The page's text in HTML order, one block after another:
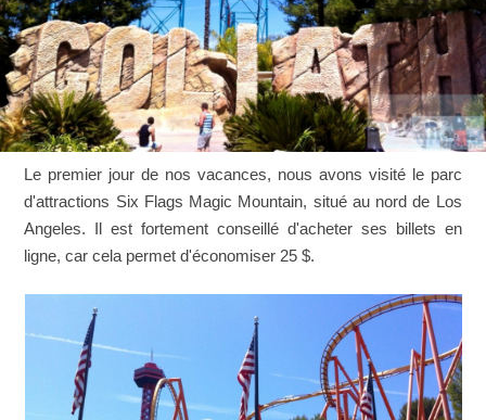
Le premier jour de nos vacances, nous avons visité le parc
d'attractions Six Flags Magic Mountain, situé au nord de Los
Angeles. Il est fortement conseillé d'acheter ses billets en
ligne, car cela permet d'économiser 25 $.